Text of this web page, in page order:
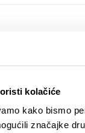
kolačiće
kako bismo
značajke